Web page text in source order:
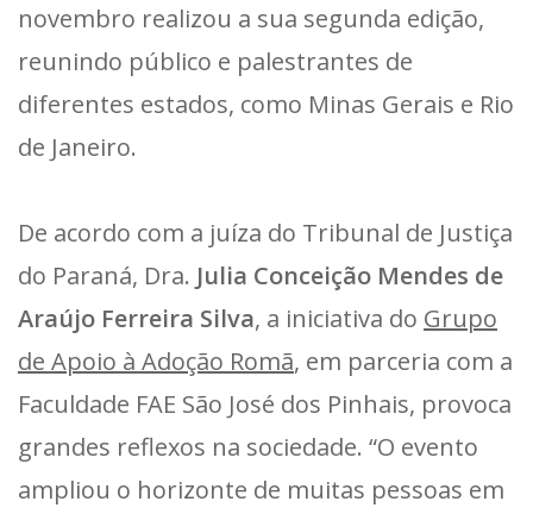
novembro realizou a sua segunda edição,
reunindo público e palestrantes de
diferentes estados, como Minas Gerais e Rio
de Janeiro.
De acordo com a juíza do Tribunal de Justiça
do Paraná, Dra. Julia Conceição Mendes de
Araújo Ferreira Silva, a iniciativa do Grupo
de Apoio à Adoção Romã, em parceria com a
Faculdade FAE São José dos Pinhais, provoca
grandes reflexos na sociedade. “O evento
ampliou o horizonte de muitas pessoas em